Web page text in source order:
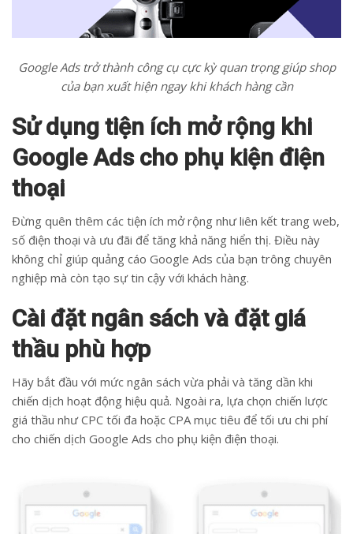
Google Ads trở thành công cụ cực kỳ quan trọng giúp shop
của bạn xuất hiện ngay khi khách hàng cần
Sử dụng tiện ích mở rộng khi
Google Ads cho phụ kiện điện
thoại
Đừng quên thêm các tiện ích mở rộng như liên kết trang web,
số điện thoại và ưu đãi để tăng khả năng hiển thị. Điều này
không chỉ giúp quảng cáo Google Ads của bạn trông chuyên
nghiệp mà còn tạo sự tin cậy với khách hàng.
Cài đặt ngân sách và đặt giá
thầu phù hợp
Hãy bắt đầu với mức ngân sách vừa phải và tăng dần khi
chiến dịch hoạt động hiệu quả. Ngoài ra, lựa chọn chiến lược
giá thầu như CPC tối đa hoặc CPA mục tiêu để tối ưu chi phí
cho chiến dịch Google Ads cho phụ kiện điện thoại.